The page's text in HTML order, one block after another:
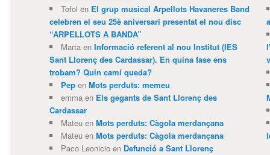
Tofol en El grup musical Arpellots Havaneres Band
celebren el seu 25è aniversari presentat el nou disc
“ARPELLOTS A BANDA”
Martaen Informació referent al nou Institut (IES
Sant Llorenç des Cardassar). En quina fase ens
trobam? Quin camí queda?
Pepen Mots perduts: memeu
emmaen Els gegants de Sant Llorenç des
Cardassar
Mateuen Mots perduts: Càgola merdançana
Mateuen Mots perduts: Càgola merdançana
Paco Leonicioen Defunció a Sant Llorenç